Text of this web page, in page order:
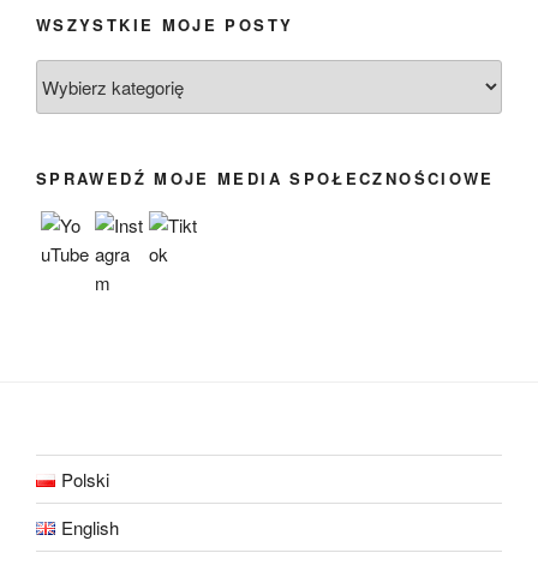
WSZYSTKIE MOJE POSTY
moje
SPRAWEDŹ MOJE MEDIA SPOŁECZNOŚCIOWE
Polski
English